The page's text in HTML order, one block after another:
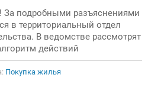
За подробными разъяснениями
в территориальный отдел
В ведомстве рассмотрят
действий
Покупка жилья